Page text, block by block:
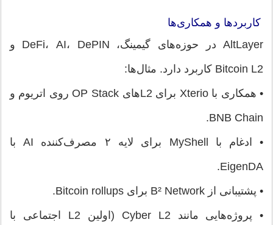
کاربردها و همکاری‌ها
AltLayer در حوزه‌های گیمینگ، DeFi، AI، DePIN و
Bitcoin L2 کاربرد دارد. مثال‌ها:
• همکاری با Xterio برای L2های OP Stack روی اتریوم و
BNB Chain.
• ادغام با MyShell برای لایه ۲ مصرف‌کننده AI با
EigenDA.
• پشتیبانی از B² Network برای Bitcoin rollups.
• پروژه‌هایی مانند Cyber L2 (اولین L2 اجتماعی با